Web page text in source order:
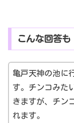
こんな回答も
亀戸天神の池に
す。チンコみた
きますが、チン
れます。